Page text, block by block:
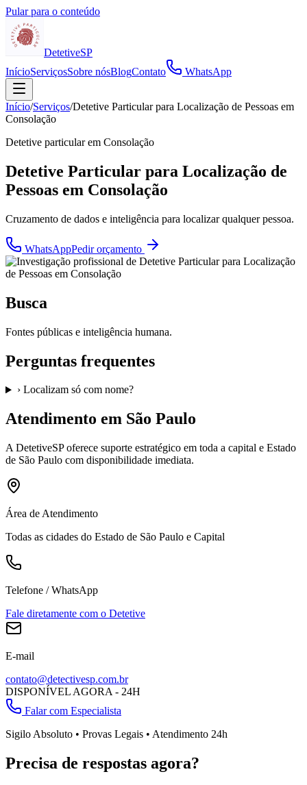
Pular para o conteúdo
DetetiveSP
InícioServiçosSobre nósBlogContato WhatsApp
Início/Serviços/Detetive Particular para Localização de Pessoas em
Consolação
Detetive particular em Consolação
Detetive Particular para Localização de
Pessoas em Consolação
Cruzamento de dados e inteligência para localizar qualquer pessoa.
WhatsAppPedir orçamento
Busca
Fontes públicas e inteligência humana.
Perguntas frequentes
› Localizam só com nome?
Atendimento em São Paulo
A DetetiveSPoferece suporte estratégico em toda a capital e Estado
de São Paulo com disponibilidade imediata.
Área de Atendimento
Todas as cidades do Estado de São Paulo e Capital
Telefone / WhatsApp
Fale diretamente com o Detetive
E-mail
contato@detectivesp.com.br
DISPONÍVEL AGORA - 24H
Falar com Especialista
Sigilo Absoluto • Provas Legais • Atendimento 24h
Precisa de respostas agora?